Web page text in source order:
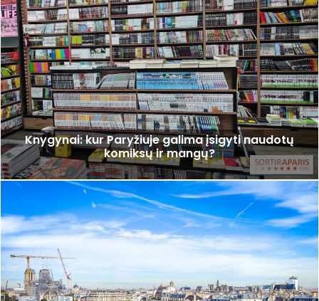
Knygynai: kur Paryžiuje galima įsigyti naudotų
komiksų ir mangų?